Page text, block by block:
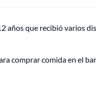
años que recibió varios
comprar comida en el